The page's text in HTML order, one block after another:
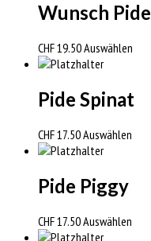
Wunsch Pide
CHF19.50Auswählen
Pide Spinat
CHF17.50Auswählen
Pide Piggy
CHF17.50Auswählen